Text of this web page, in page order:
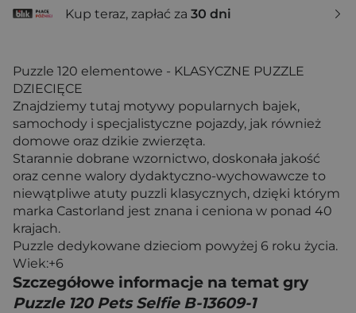
Kup teraz, zapłać za 30 dni
Puzzle 120 elementowe - KLASYCZNE PUZZLE
DZIECIĘCE
Znajdziemy tutaj motywy popularnych bajek,
samochody i specjalistyczne pojazdy, jak również
domowe oraz dzikie zwierzęta.
Starannie dobrane wzornictwo, doskonała jakość
oraz cenne walory dydaktyczno-wychowawcze to
niewątpliwe atuty puzzli klasycznych, dzięki którym
marka Castorland jest znana i ceniona w ponad 40
krajach.
Puzzle dedykowane dzieciom powyżej 6 roku życia.
Wiek:+6
Szczegółowe informacje na temat gry
Puzzle 120 Pets Selfie B-13609-1